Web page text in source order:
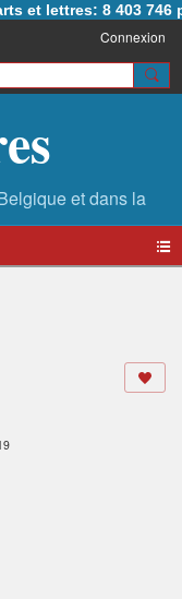
et lettres: 8 403 746
Connexion